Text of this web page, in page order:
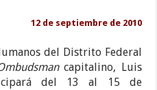
12 de septiembre de 2010
del Distrito Federal
capitalino, Luis
del 13 al 15 de